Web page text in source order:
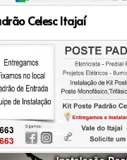
Celesc Itajaí